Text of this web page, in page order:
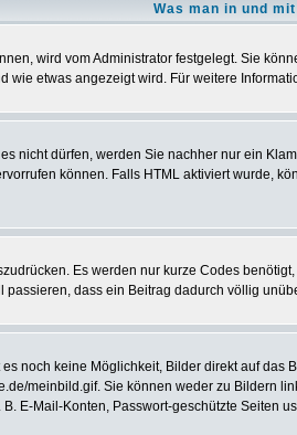
Was man in und
wird vom Administrator festgelegt. Sie
wie etwas angezeigt wird. Für weitere
nicht dürfen, werden Sie nachher nur ein
können. Falls HTML aktiviert wurde,
Es werden nur kurze Codes
dass ein Beitrag dadurch völlig
noch keine Möglichkeit, Bilder direkt auf
meinbild.gif. Sie können weder zu Bildern
E-Mail-Konten, Passwort-geschützte Seiten